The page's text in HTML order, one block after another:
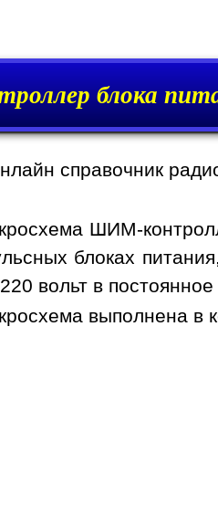
блока
нлайн справочник
ШИМ-
блоках
вольт в
выполнена в